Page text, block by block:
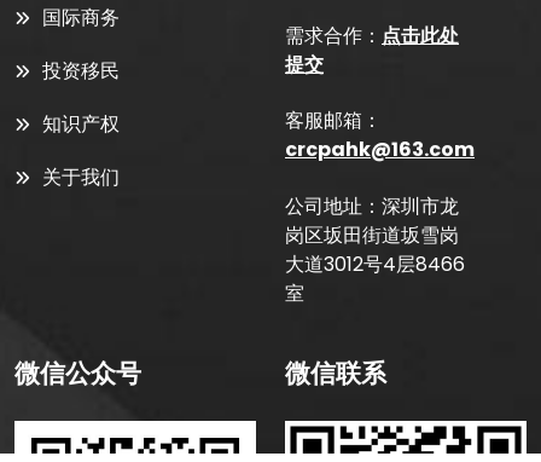
国际商务
投资移民
知识产权
关于我们
需求合作： 点击此处
提交
客服邮箱：
crcpahk@163.com
公司地址：深圳市龙
岗区坂田街道坂雪岗
大道3012号4层8466
室
微信公众号 微信联系